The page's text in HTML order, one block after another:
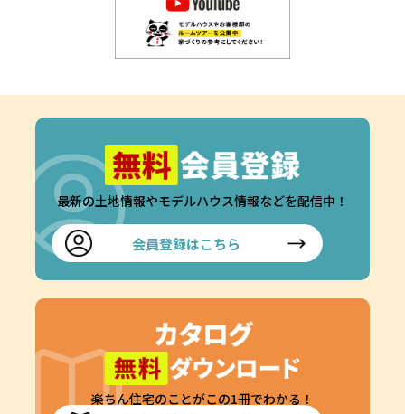
最新の土地情報やモデルハウス情報などを配信中！
会員登録はこちら
楽ちん住宅のことがこの1冊でわかる！